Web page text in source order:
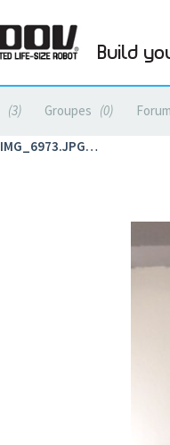
Build
3 Groupes 0
IMG_6973.JPG…